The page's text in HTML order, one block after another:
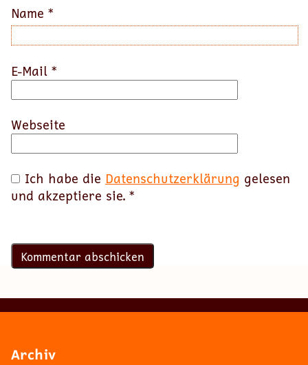
Name *
E-Mail *
Webseite
Ich habe die Datenschutzerklärung gelesen
und akzeptiere sie. *
Archiv